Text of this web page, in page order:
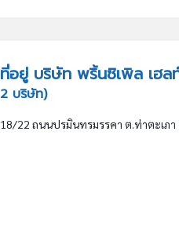
ที่อยู่ บริษัท พริ้นซิเพิล เฮ
2 บริษัท)
18/22 ถนนปรมินทรมรรคา ต.ท่าตะเภ